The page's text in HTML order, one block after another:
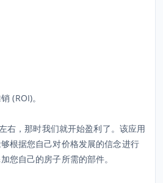
(ROI)。
右，那时我们就开始盈利了。该应用
根据您自己对价格发展的信念进行
您自己的房子所需的部件。